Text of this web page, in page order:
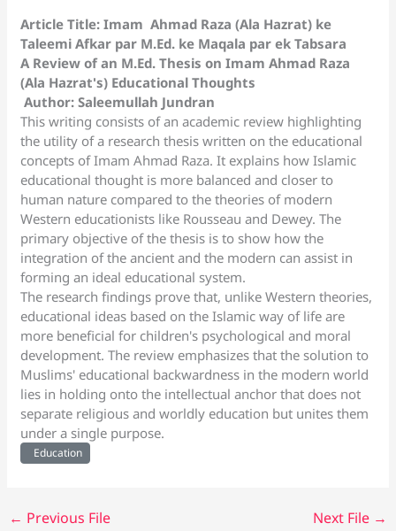
Article Title: Imam Ahmad Raza (Ala Hazrat) ke
Taleemi Afkar par M.Ed. ke Maqala par ek Tabsara
A Review of an M.Ed. Thesis on Imam Ahmad Raza
(Ala Hazrat's) Educational Thoughts
Author: Saleemullah Jundran
This writing consists of an academic review highlighting
the utility of a research thesis written on the educational
concepts of Imam Ahmad Raza. It explains how Islamic
educational thought is more balanced and closer to
human nature compared to the theories of modern
Western educationists like Rousseau and Dewey. The
primary objective of the thesis is to show how the
integration of the ancient and the modern can assist in
forming an ideal educational system.
The research findings prove that, unlike Western theories,
educational ideas based on the Islamic way of life are
more beneficial for children's psychological and moral
development. The review emphasizes that the solution to
Muslims' educational backwardness in the modern world
lies in holding onto the intellectual anchor that does not
separate religious and worldly education but unites them
under a single purpose.
Education
← Previous File Next File →